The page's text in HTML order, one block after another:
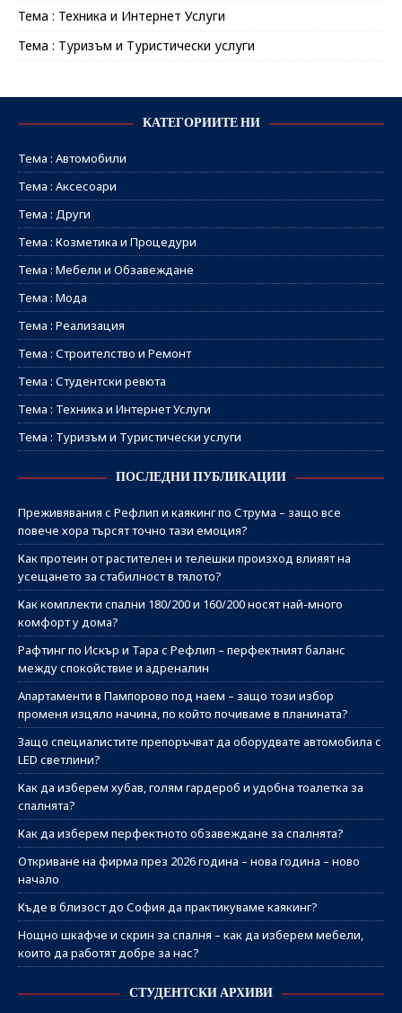
Тема : Техника и Интернет Услуги
Тема : Туризъм и Туристически услуги
КАТЕГОРИИТЕ НИ
Тема : Автомобили
Тема : Аксесоари
Тема : Други
Тема : Козметика и Процедури
Тема : Мебели и Обзавеждане
Тема : Мода
Тема : Реализация
Тема : Строителство и Ремонт
Тема : Студентски ревюта
Тема : Техника и Интернет Услуги
Тема : Туризъм и Туристически услуги
ПОСЛЕДНИ ПУБЛИКАЦИИ
Преживявания с Рефлип и каякинг по Струма – защо все
повече хора търсят точно тази емоция?
Как протеин от растителен и телешки произход влияят на
усещането за стабилност в тялото?
Как комплекти спални 180/200 и 160/200 носят най-много
комфорт у дома?
Рафтинг по Искър и Тара с Рефлип – перфектният баланс
между спокойствие и адреналин
Апартаменти в Пампорово под наем – защо този избор
променя изцяло начина, по който почиваме в планината?
Защо специалистите препоръчват да оборудвате автомобила с
LED светлини?
Как да изберем хубав, голям гардероб и удобна тоалетка за
спалнята?
Как да изберем перфектното обзавеждане за спалнята?
Откриване на фирма през 2026 година – нова година – ново
начало
Къде в близост до София да практикуваме каякинг?
Нощно шкафче и скрин за спалня – как да изберем мебели,
които да работят добре за нас?
СТУДЕНТСКИ АРХИВИ